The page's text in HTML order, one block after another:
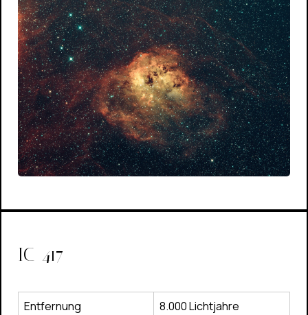
IC-417
Entfernung
8.000 Lichtjahre